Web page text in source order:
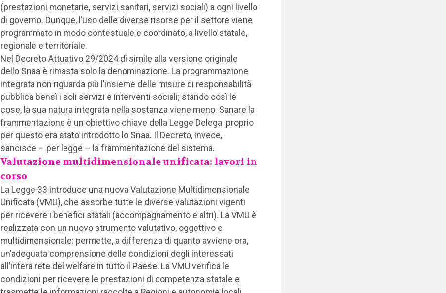
(prestazioni monetarie, servizi sanitari, servizi sociali) a ogni livello
di governo. Dunque, l’uso delle diverse risorse per il settore viene
programmato in modo contestuale e coordinato, a livello statale,
regionale e territoriale.
Nel Decreto Attuativo 29/2024 di simile alla versione originale
dello Snaa è rimasta solo la denominazione. La programmazione
integrata non riguarda più l’insieme delle misure di responsabilità
pubblica bensì i soli servizi e interventi sociali; stando così le
cose, la sua natura integrata nella sostanza viene meno. Sanare la
frammentazione è un obiettivo chiave della Legge Delega: proprio
per questo era stato introdotto lo Snaa. Il Decreto, invece,
sancisce – per legge – la frammentazione del sistema.
Valutazione multidimensionale unificata: lavori in
corso
La Legge 33 introduce una nuova Valutazione Multidimensionale
Unificata (VMU), che assorbe tutte le diverse valutazioni vigenti
per ricevere i benefici statali (accompagnamento e altri). La VMU è
realizzata con un nuovo strumento valutativo, oggettivo e
multidimensionale: permette, a differenza di quanto avviene ora,
un’adeguata comprensione delle condizioni degli interessati
all’intera rete del welfare in tutto il Paese. La VMU verifica le
condizioni per ricevere le prestazioni di competenza statale e